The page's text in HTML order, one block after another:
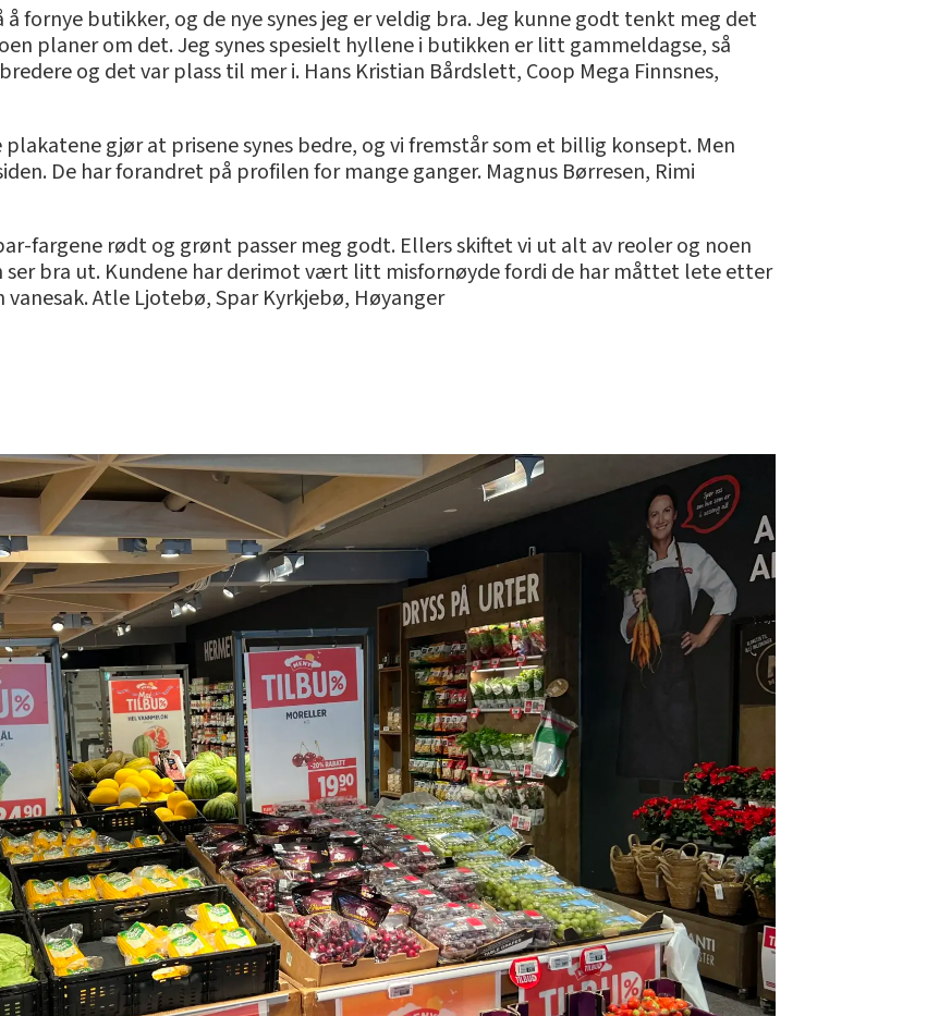
fornye butikker, og de nye synes jeg er veldig bra. Jeg kunne godt tenkt meg det
planer om det. Jeg synes spesielt hyllene i butikken er litt gammeldagse, så
og det var plass til mer i. Hans Kristian Bårdslett, Coop Mega Finnsnes,
plakatene gjør at prisene synes bedre, og vi fremstår som et billig konsept. Men
De har forandret på profilen for mange ganger. Magnus Børresen, Rimi
fargene rødt og grønt passer meg godt. Ellers skiftet vi ut alt av reoler og noen
ser bra ut. Kundene har derimot vært litt misfornøyde fordi de har måttet lete etter
Atle Ljotebø, Spar Kyrkjebø, Høyanger